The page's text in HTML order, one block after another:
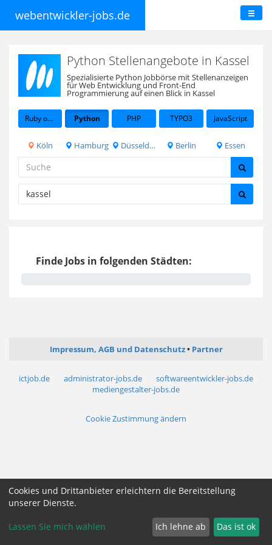
webentwickler-jobs.de
Python Stellenangebote in Kassel
Spezialisierte Python Jobbörse mit Stellenanzeigen
für Web Entwicklung und Front-End
Programmierung auf einen Blick in Kassel
Ruby on Rails Python PHP TYPO3 JavaScript
Köln Hamburg Düsseldorf Berlin Essen
Finde Jobs in folgenden Städten:
Impressum, AGB und Datenschutz Partner
ictjob.de administrator-jobs.de
softwareentwickler-jobs.de
mediengestalter-jobs.de
Cookie Zustimmung ändern
Cookies und Drittanbieter erleichtern die Bereitstellung
unserer Dienste.
Lassen Sie mich wählen Ich lehne ab Das ist ok